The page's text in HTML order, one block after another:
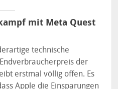
mit Meta Quest
technische
der
erstmal völlig offen. Es
Apple die Einsparungen